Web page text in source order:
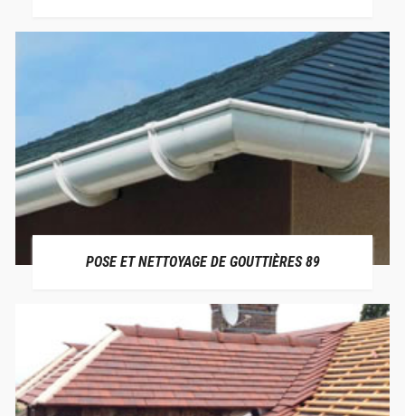
POSE ET NETTOYAGE DE GOUTTIÈRES 89